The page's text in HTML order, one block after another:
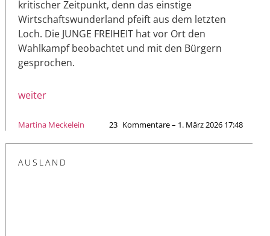
kritischer Zeitpunkt, denn das einstige
Wirtschaftswunderland pfeift aus dem letzten
Loch. Die JUNGE FREIHEIT hat vor Ort den
Wahlkampf beobachtet und mit den Bürgern
gesprochen.
weiter
Martina Meckelein 23 Kommentare – 1. März 2026 17:48
AUSLAND